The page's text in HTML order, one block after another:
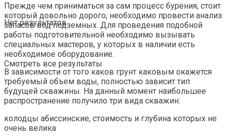
Нет результатов
Смотреть все результаты
Прежде чем приниматься за сам процесс бурения, стоит
который довольно дорого, необходимо провести анализ
запасов вод подземных. Для проведения подобной
работы подготовительной необходимо вызывать
специальных мастеров, у которых в наличии есть
необходимое оборудование.
В зависимости от того каков грунт каковым окажется
требуемый объем воды, полностью зависит тип
будущей скважины. На данный момент наибольшее
распространение получило три вида скважин:
колодцы абиссинские, стоимость и глубина которых не
очень велика